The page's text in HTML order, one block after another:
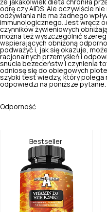
że jakakolwiek dieta chroniła
odrę czy AIDS. Ale oczywiście
odżywiania nie ma żadnego
immunologicznego. Jest wręcz
czynników żywieniowych
można też wyszczególnić
wspierających obniżoną
podważyć i, jak się okazuje,
racjonalnych przemyśleń i
snucia bezeceństw i czynienia
odniosę się do obiegowych
szybki test wiedzy, który polega
odpowiedzi na poniższe pytanie.
Odporność
Bestseller